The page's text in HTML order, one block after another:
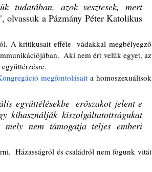
tudatában, azok vesztesek, mert
, olvassuk a Pázmány Péter Katolikus
Aki nem ért velük egyet, az
megfontolásait a homoszexuálisok
együttélésekbe  erőszakot jelent e
kihasználják kiszolgáltatottságukat
nem támogatja teljes emberi